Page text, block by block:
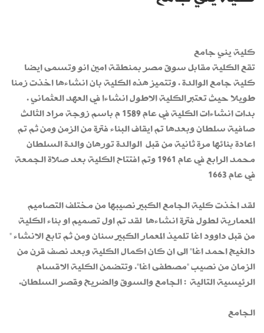
كلية يني جامع
تقع الكلية مقابل سوق مصر بمنطقة امين انو وتسمى ايضا
كلية جامع الوالدة . وتتميز هذه الكلية بان انشاءها اخذت زمنا
طويلا حيث تعتبر الكلية الاطول انشاءا في العهد العثماني .
بدات انشاءات الكلية في عام 1589 م باسم زوجة مراد الثالث
صافية سلطان وبعدها تم ايقاف البناء فترة من الزمن ومن ثم تم
اعادة بنائها مرة ثانية من قبل الوالدة تورهان والدة السلطان
محمد الرابع في عام 1961 وتم افتتاح الكلية بعد صلاة الجمعة
في عام 1663
لقد اخذت كلية الجامع الكبير نصيبها من مختلف التصاميم
المعمارية لطول فترة انشاءها لقد تم اول تصميم او بناء الكلية
من قبل داوود اغا تلميذ المعمار الكبير سنان ومن ثم تابع الانشاء "
دالغيج احمد اغا" الى ان كان اكمال الكلية وبعد نصف قرن من
الزمان من نصيب "مصطفى اغا". وتتضمن الكلية الاقسام
الرئيسية التالية : الجامع والسوق والضريح وقصر السلطان.
الجامع